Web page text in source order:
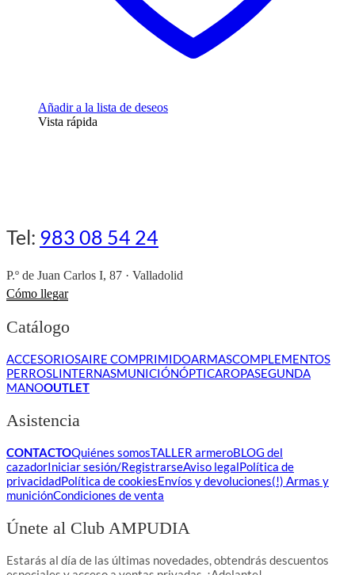
Añadir a la lista de deseos
Vista rápida
Tel: 983 08 54 24
P.º de Juan Carlos I, 87 · Valladolid
Cómo llegar
Catálogo
ACCESORIOSAIRE COMPRIMIDOARMASCOMPLEMENTOS
PERROSLINTERNASMUNICIÓNÓPTICAROPASEGUNDA
MANOOUTLET
Asistencia
CONTACTOQuiénes somosTALLER armeroBLOG del
cazadorIniciar sesión/RegistrarseAviso legalPolítica de
privacidadPolítica de cookiesEnvíos y devoluciones(!) Armas y
municiónCondiciones de venta
Únete al Club AMPUDIA
Estarás al día de las últimas novedades, obtendrás descuentos